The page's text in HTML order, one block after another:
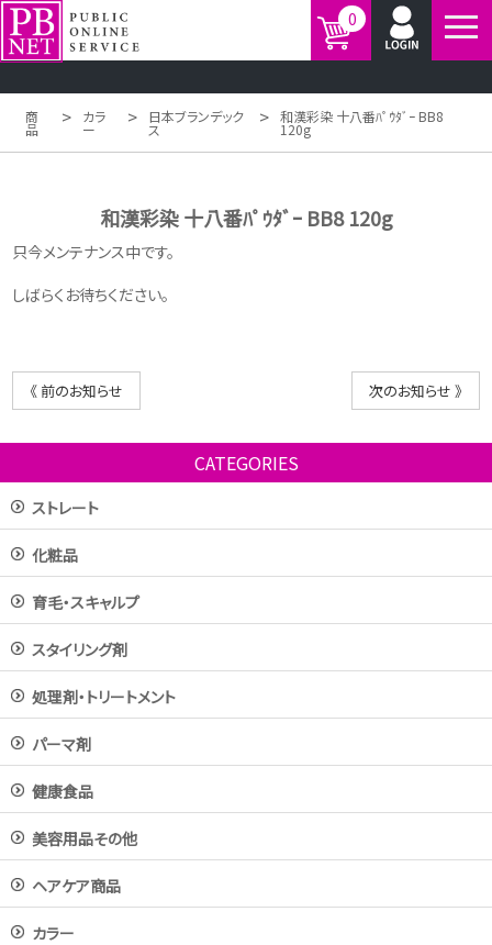
0
商
品 > カラ
ー > 日本ブランデック
ス > 和漢彩染 十八番ﾊﾟｳﾀﾞｰ BB8
120g
和漢彩染 十八番ﾊﾟｳﾀﾞｰ BB8 120g
只今メンテナンス中です。
しばらくお待ちください。
《 前のお知らせ 次のお知らせ 》
CATEGORIES
ストレート
化粧品
育毛・スキャルプ
スタイリング剤
処理剤・トリートメント
パーマ剤
健康食品
美容用品その他
ヘアケア商品
カラー